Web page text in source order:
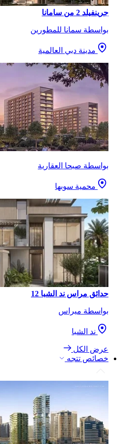
جرينفيلد 2 من سامانا
بواسطة سمانا للمطورين
مدينة دبي العالمية
بواسطة صبحا العقارية
محمية سوبها
حدائق مراس ند الشبا 12
بواسطة ميراس
ند الشبا
عرض الكل
خصائص تتجه